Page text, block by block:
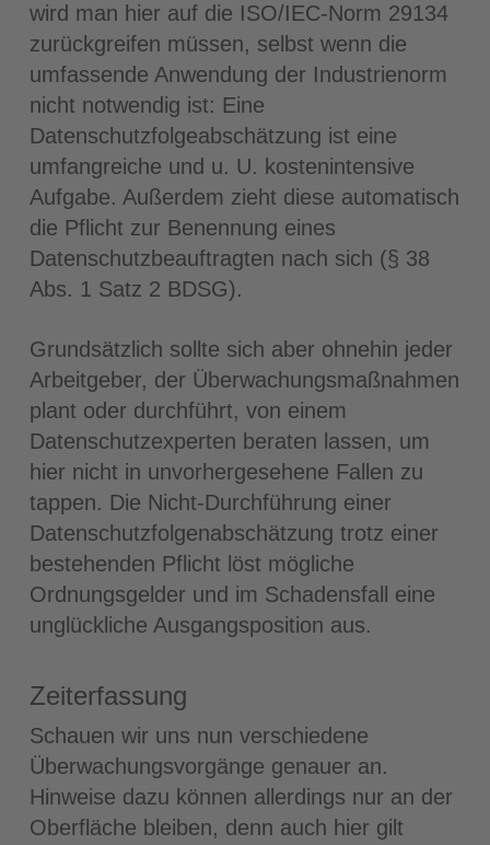
wird man hier auf die ISO/IEC-Norm 29134
zurückgreifen müssen, selbst wenn die
umfassende Anwendung der Industrienorm
nicht notwendig ist: Eine
Datenschutzfolgeabschätzung ist eine
umfangreiche und u. U. kostenintensive
Aufgabe. Außerdem zieht diese automatisch
die Pflicht zur Benennung eines
Datenschutzbeauftragten nach sich (§ 38
Abs. 1 Satz 2 BDSG).
Grundsätzlich sollte sich aber ohnehin jeder
Arbeitgeber, der Überwachungsmaßnahmen
plant oder durchführt, von einem
Datenschutzexperten beraten lassen, um
hier nicht in unvorhergesehene Fallen zu
tappen. Die Nicht-Durchführung einer
Datenschutzfolgenabschätzung trotz einer
bestehenden Pflicht löst mögliche
Ordnungsgelder und im Schadensfall eine
unglückliche Ausgangsposition aus.
Zeiterfassung
Schauen wir uns nun verschiedene
Überwachungsvorgänge genauer an.
Hinweise dazu können allerdings nur an der
Oberfläche bleiben, denn auch hier gilt